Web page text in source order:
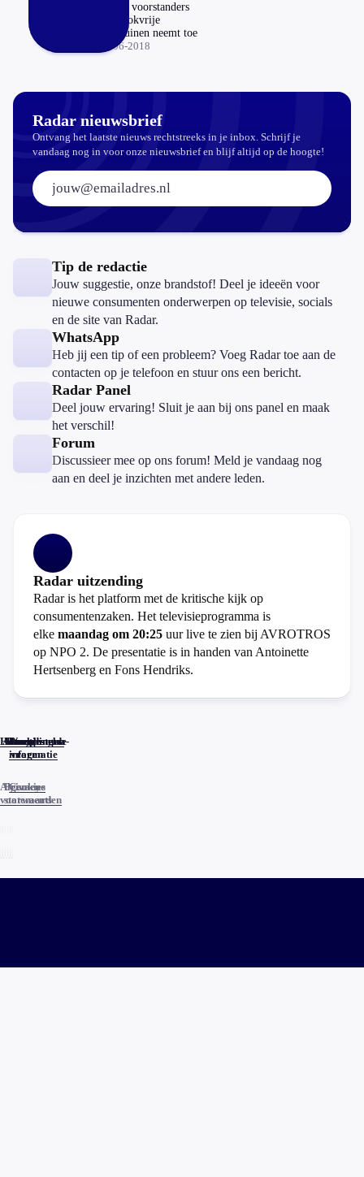
Aantal voorstanders
van rookvrije
speeltuinen neemt toe
13-06-2018
Radar nieuwsbrief
Ontvang het laatste nieuws rechtstreeks in je inbox. Schrijf je
vandaag nog in voor onze nieuwsbrief en blijf altijd op de hoogte!
E-mailadres:
Tip de redactie
Jouw suggestie, onze brandstof! Deel je ideeën voor
nieuwe consumenten onderwerpen op televisie, socials
en de site van Radar.
WhatsApp
Heb jij een tip of een probleem? Voeg Radar toe aan de
contacten op je telefoon en stuur ons een bericht.
Radar Panel
Deel jouw ervaring! Sluit je aan bij ons panel en maak
het verschil!
Forum
Discussieer mee op ons forum! Meld je vandaag nog
aan en deel je inzichten met andere leden.
Radar uitzending
Radar is het platform met de kritische kijk op
consumentenzaken. Het televisieprogramma is
elke maandag om 20:25 uur live te zien bij AVROTROS
op NPO 2. De presentatie is in handen van Antoinette
Hertsenberg en Fons Hendriks.
Home
Actueel
Uitzendingen
Reacties
Programma-
informatie
Veelgestelde
vragen
Algemene
voorwaarden
Privacy
statements
Cookies